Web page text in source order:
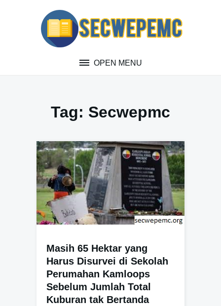
OPEN MENU
Tag: Secwepmc
Masih 65 Hektar yang
Harus Disurvei di Sekolah
Perumahan Kamloops
Sebelum Jumlah Total
Kuburan tak Bertanda